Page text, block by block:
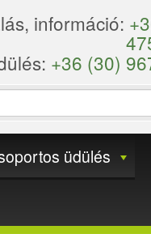
információ:
+36 (30)
üdülés